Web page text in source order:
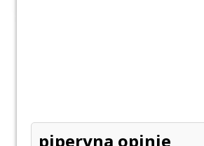
piperyna opinie